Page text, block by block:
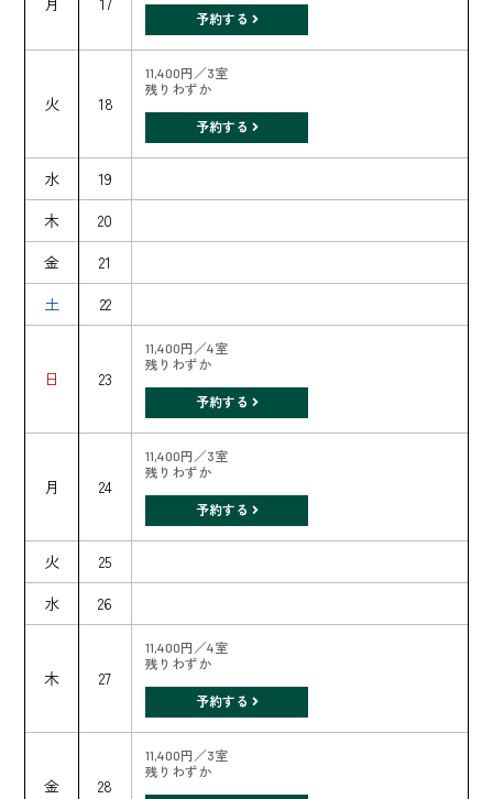
予約する
火 18
11,400円／3室
残りわずか
予約する
水
19
木
20
金
21
土
22
日 23
11,400円／4室
残りわずか
予約する
月 24
11,400円／3室
残りわずか
予約する
火
25
水
26
木 27
11,400円／4室
残りわずか
予約する
金 28
11,400円／3室
残りわずか